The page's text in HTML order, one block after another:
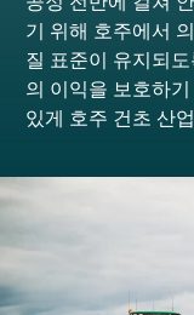
기 위해 호주에서
질 표준이 유지되
의 이익을 보호하
있게 호주 건초 산